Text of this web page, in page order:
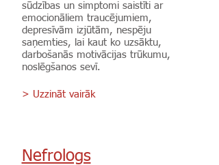
sūdzības un simptomi saistīti ar
emocionāliem traucējumiem,
depresīvām izjūtām, nespēju
saņemties, lai kaut ko uzsāktu,
darbošanās motivācijas trūkumu,
noslēgšanos sevī.
> Uzzināt vairāk
Nefrologs